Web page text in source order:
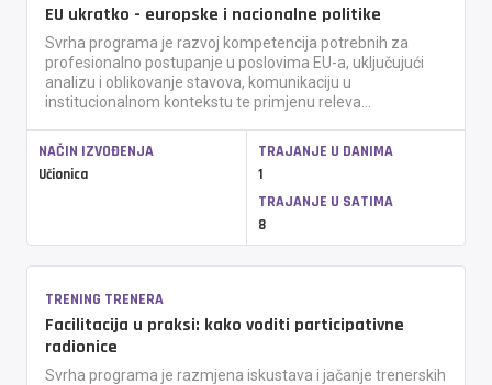
EU ukratko - europske i nacionalne politike
Svrha programa je razvoj kompetencija potrebnih za
profesionalno postupanje u poslovima EU-a, uključujući
analizu i oblikovanje stavova, komunikaciju u
institucionalnom kontekstu te primjenu releva...
NAČIN IZVOĐENJA
Učionica
TRAJANJE U DANIMA
1
TRAJANJE U SATIMA
8
TRENING TRENERA
Facilitacija u praksi: kako voditi participativne
radionice
Svrha programa je razmjena iskustava i jačanje trenerskih